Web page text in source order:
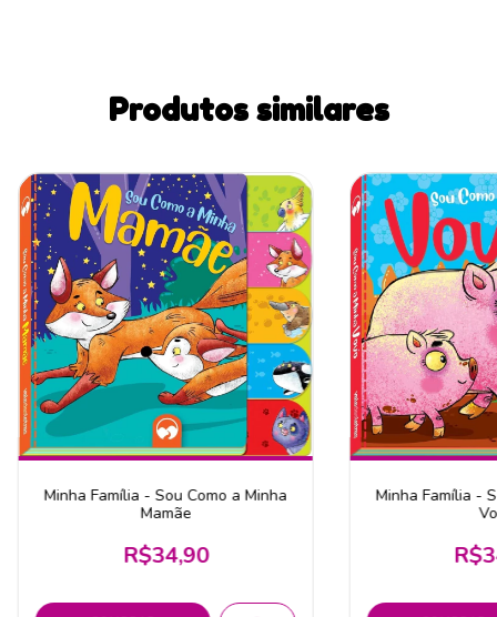
Produtos similares
Minha Família - Sou Como a Minha
Mamãe
R$34,90
Minha Família -